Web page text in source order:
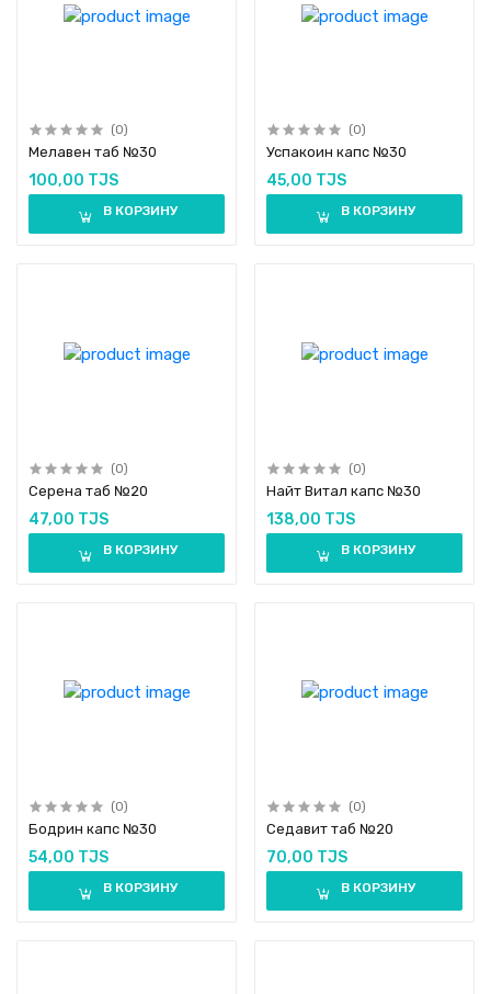
(0)
Мелавен таб №30
100,00 TJS
В КОРЗИНУ
(0)
Успакоин капс №30
45,00 TJS
В КОРЗИНУ
(0)
Серена таб №20
47,00 TJS
В КОРЗИНУ
(0)
Найт Витал капс №30
138,00 TJS
В КОРЗИНУ
(0)
Бодрин капс №30
54,00 TJS
В КОРЗИНУ
(0)
Седавит таб №20
70,00 TJS
В КОРЗИНУ